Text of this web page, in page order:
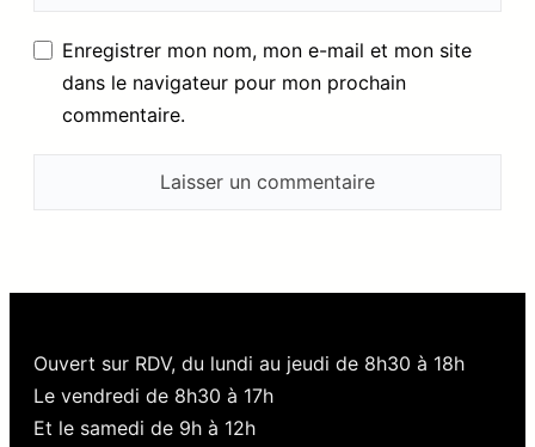
Enregistrer mon nom, mon e-mail et mon site
dans le navigateur pour mon prochain
commentaire.
Ouvert sur RDV, du lundi au jeudi de 8h30 à 18h
Le vendredi de 8h30 à 17h
Et le samedi de 9h à 12h